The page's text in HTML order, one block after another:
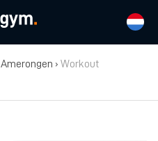
Amerongen › Workout